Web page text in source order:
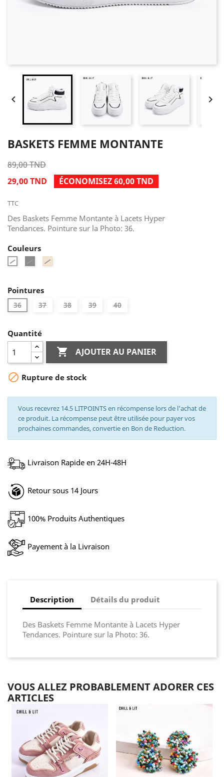
 
BASKETS FEMME MONTANTE
89,00 TND
29,00 TND
ÉCONOMISEZ 60,00 TND
TTC
Des Baskets Femme Montante à Lacets Hyper
Tendances. Pointure sur la Photo: 36.
Couleurs
Noir
Pointures
36 37 38 39 40
Quantité
 AJOUTER AU PANIER
 Rupture de stock
Vous recevrez 14.5 LITPOINTS en récompense lors de l'achat de
ce produit. La récompense peut être utilisée pour payer vos
prochaines commandes, convertie en Bon de Reduction.
Livraison Rapide en 24H-48H
Retour sous 14 Jours
100% Produits Authentiques
Payement à la Livraison
Description Détails du produit
Des Baskets Femme Montante à Lacets Hyper
Tendances. Pointure sur la Photo: 36.
VOUS ALLEZ PROBABLEMENT ADORER CES
ARTICLES